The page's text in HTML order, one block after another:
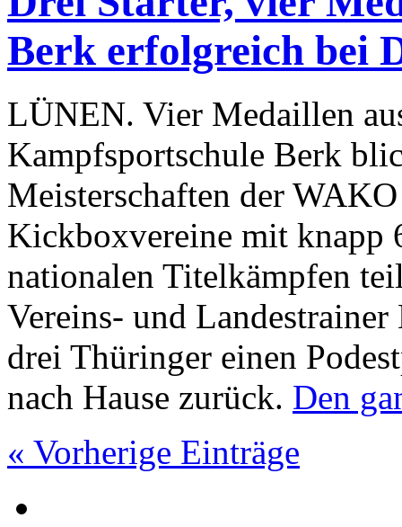
Berk erfolgreich bei
LÜNEN. Vier Medaillen
Kampfsportschule Berk
Meisterschaften der
Kickboxvereine mit knapp
nationalen Titelkämpfen
Vereins- und
drei Thüringer einen
nach Hause zurück. Den
« Vorherige Einträge